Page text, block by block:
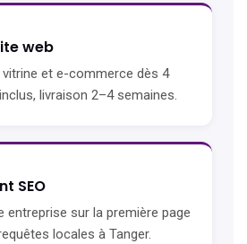
web
et e-commerce dès 4
livraison 2–4 semaines.
SEO
entreprise sur la première page
locales à Tanger.